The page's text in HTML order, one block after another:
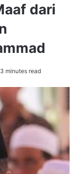
dari
3 minutes read